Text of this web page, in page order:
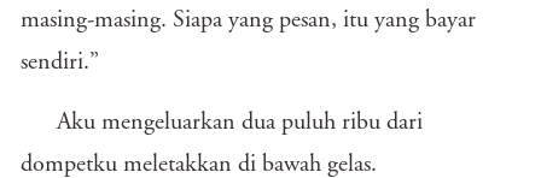
masing-masing. Siapa yang pesan, itu yang bayar
sendiri.”
Aku mengeluarkan dua puluh ribu dari
dompetku meletakkan di bawah gelas.